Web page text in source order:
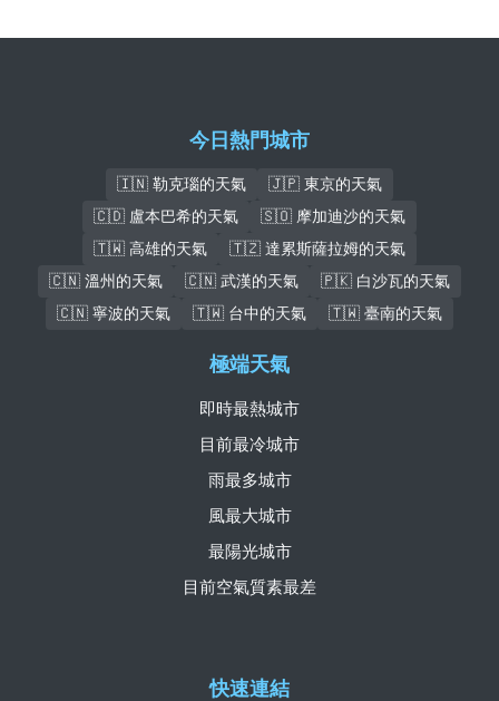
今日熱門城市
🇮🇳 勒克瑙的天氣
🇯🇵 東京的天氣
🇨🇩 盧本巴希的天氣
🇸🇴 摩加迪沙的天氣
🇹🇼 高雄的天氣
🇹🇿 達累斯薩拉姆的天氣
🇨🇳 溫州的天氣
🇨🇳 武漢的天氣
🇵🇰 白沙瓦的天氣
🇨🇳 寧波的天氣
🇹🇼 台中的天氣 🇹🇼 臺南的天氣
快速連結
極端天氣
即時最熱城市
目前最冷城市
雨最多城市
風最大城市
最陽光城市
目前空氣質素最差